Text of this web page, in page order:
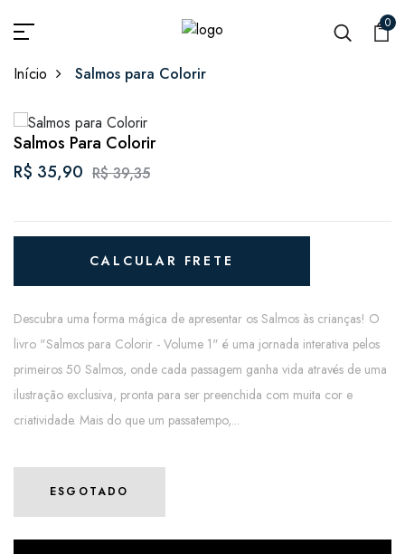
0
Início Salmos para Colorir
Salmos Para Colorir
R$ 35,90 R$ 39,35
CALCULAR FRETE
Descubra uma forma mágica de apresentar os Salmos às crianças! O
livro "Salmos para Colorir - Volume 1" é uma jornada interativa pelos
primeiros 50 Salmos, onde cada passagem ganha vida através de uma
ilustração exclusiva, pronta para ser preenchida com muita cor e
criatividade. Mais do que um passatempo,...
ESGOTADO